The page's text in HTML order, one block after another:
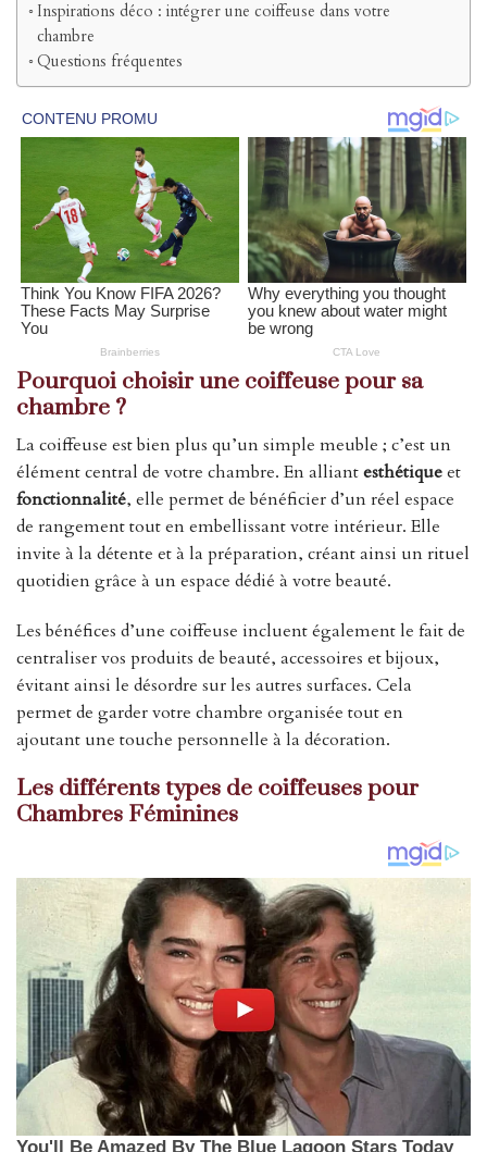
Inspirations déco : intégrer une coiffeuse dans votre
chambre
Questions fréquentes
Pourquoi choisir une coiffeuse pour sa
chambre ?
La coiffeuse est bien plus qu’un simple meuble ; c’est un
élément central de votre chambre. En alliantesthétiqueet
fonctionnalité, elle permet de bénéficier d’un réel espace
de rangement tout en embellissant votre intérieur. Elle
invite à la détente et à la préparation, créant ainsi un rituel
quotidien grâce à un espace dédié à votre beauté.
Les bénéfices d’une coiffeuse incluent également le fait de
centraliser vos produits de beauté, accessoires et bijoux,
évitant ainsi le désordre sur les autres surfaces. Cela
permet de garder votre chambre organisée tout en
ajoutant une touche personnelle à la décoration.
Les différents types de coiffeuses pour
Chambres Féminines